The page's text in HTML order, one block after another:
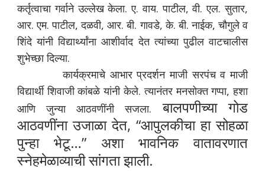
कर्तृत्वाचा गर्वाने उल्लेख केला. ए. वाय. पाटील, वी. एल. सुतार,
आर. एम. पाटील, दळवी, आर. बी. गावडे, के. बी. नाईक, चौगुले व
शिंदे यांनी विद्यार्थ्यांना आशीर्वाद देत त्यांच्या पुढील वाटचालीस
शुभेच्छा दिल्या.
कार्यक्रमाचे आभार प्रदर्शन माजी सरपंच व माजी
विद्यार्थी शिवाजी कांबळे यांनी केले. त्यानंतर मनसोक्त गप्पा, हशा
आणि जुन्या आठवणींनी सजला.
बालपणीच्या गोड
आठवणींना उजाळा देत, “आपुलकीचा हा सोहळा
पुन्हा भेटू…” अशा भावनिक वातावरणात
स्नेहमेळाव्याची सांगता झाली.